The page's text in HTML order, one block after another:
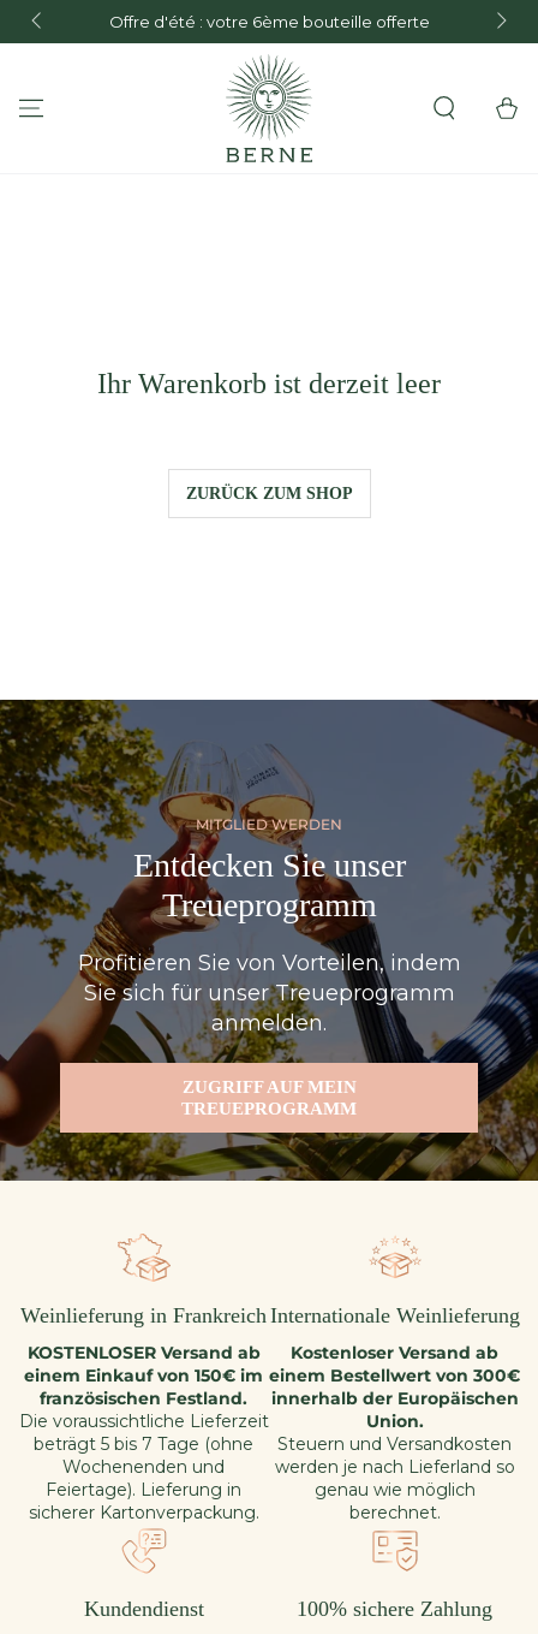
ZUM INHALT
SPRINGEN
Offre d'été : votre 6ème bouteille offerte
Ihr Warenkorb ist derzeit leer
ZURÜCK ZUM SHOP
MITGLIED WERDEN
Entdecken Sie unser
Treueprogramm
Profitieren Sie von Vorteilen, indem
Sie sich für unser Treueprogramm
anmelden.
ZUGRIFF AUF MEIN
TREUEPROGRAMM
Weinlieferung in Frankreich
KOSTENLOSER Versand ab
einem Einkauf von 150€ im
französischen Festland.
Die voraussichtliche Lieferzeit
beträgt 5 bis 7 Tage (ohne
Wochenenden und
Feiertage). Lieferung in
sicherer Kartonverpackung.
Internationale Weinlieferung
Kostenloser Versand ab
einem Bestellwert von 300€
innerhalb der Europäischen
Union.
Steuern und Versandkosten
werden je nach Lieferland so
genau wie möglich
berechnet.
Kundendienst 100% sichere Zahlung